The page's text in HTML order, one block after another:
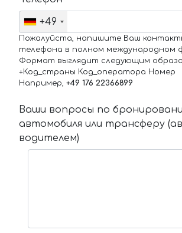
+49
Пожалуйста, напишите Ваш
телефона в полном международном
Формат выглядит следующим
+Код_страны Код_оператора Номер
Например, +49 176 22366899
Ваши вопросы по
автомобиля или трансферу
водителем)